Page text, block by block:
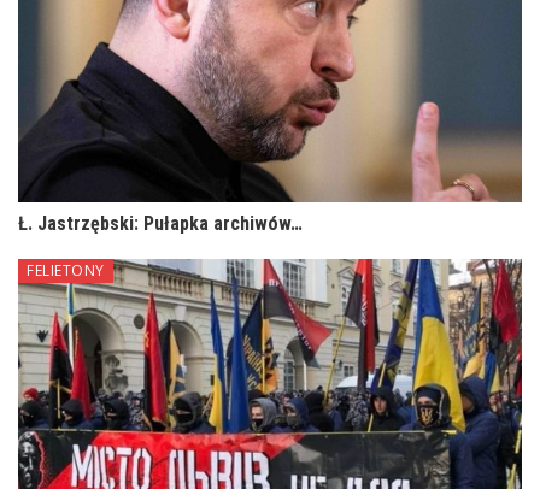
Ł. Jastrzębski: Pułapka archiwów…
FELIETONY